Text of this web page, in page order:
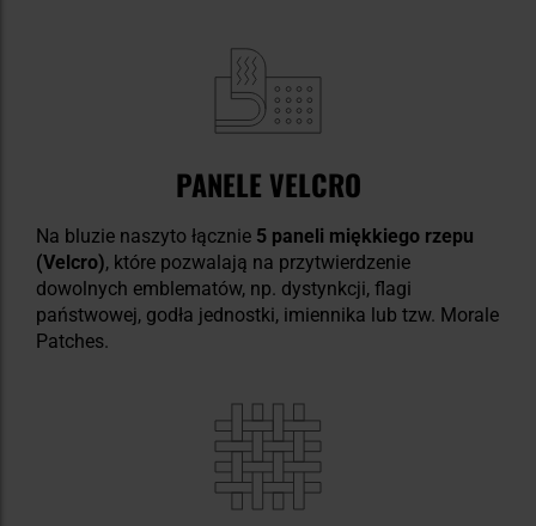
PANELE VELCRO
Na bluzie naszyto łącznie 5 paneli miękkiego rzepu
(Velcro), które pozwalają na przytwierdzenie
dowolnych emblematów, np. dystynkcji, flagi
państwowej, godła jednostki, imiennika lub tzw. Morale
Patches.